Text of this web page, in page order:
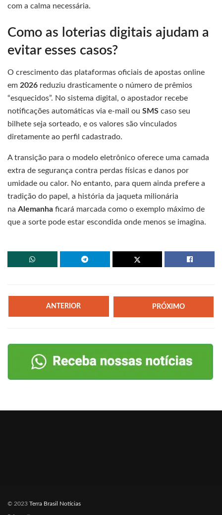
com a calma necessária.
Como as loterias digitais ajudam a
evitar esses casos?
O crescimento das plataformas oficiais de apostas online
em 2026 reduziu drasticamente o número de prêmios
“esquecidos”. No sistema digital, o apostador recebe
notificações automáticas via e-mail ou SMS caso seu
bilhete seja sorteado, e os valores são vinculados
diretamente ao perfil cadastrado.
A transição para o modelo eletrônico oferece uma camada
extra de segurança contra perdas físicas e danos por
umidade ou calor. No entanto, para quem ainda prefere a
tradição do papel, a história da jaqueta milionária
na Alemanha ficará marcada como o exemplo máximo de
que a sorte pode estar escondida onde menos se imagina.
ANTERIOR PRÓXIMO
© 2023 Terra Brasil Notícias